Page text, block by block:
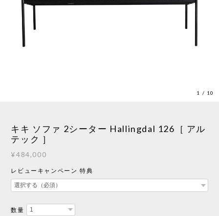
1 / 10
キキ ソファ 2シーター Hallingdal 126［ アル
テック ］
¥484,000
レビューキャンペーン 特典
数量